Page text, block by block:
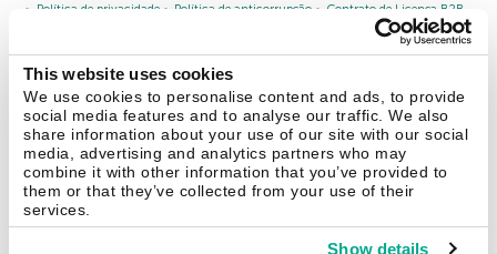
This website uses cookies
We use cookies to personalise content and ads, to provide
social media features and to analyse our traffic. We also
share information about your use of our site with our social
media, advertising and analytics partners who may
combine it with other information that you’ve provided to
them or that they’ve collected from your use of their
services.
Show details
Política de privacidade
Política de anticorrupção
Contrato de Licença B2B
Cookies
Fale conosco Sobre a Kaspersky Parceiros
Comunicado à imprensa
Securelist Eugene Personal Blog